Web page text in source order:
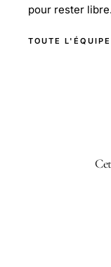
pour rester libre.
TOUTE